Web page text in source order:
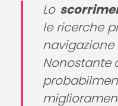
Lo
le ricerche
Nonostante